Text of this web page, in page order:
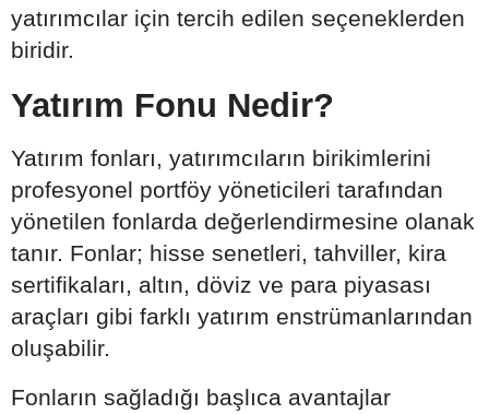
yatırımcılar için tercih edilen seçeneklerden
biridir.
Yatırım Fonu Nedir?
Yatırım fonları, yatırımcıların birikimlerini
profesyonel portföy yöneticileri tarafından
yönetilen fonlarda değerlendirmesine olanak
tanır. Fonlar; hisse senetleri, tahviller, kira
sertifikaları, altın, döviz ve para piyasası
araçları gibi farklı yatırım enstrümanlarından
oluşabilir.
Fonların sağladığı başlıca avantajlar